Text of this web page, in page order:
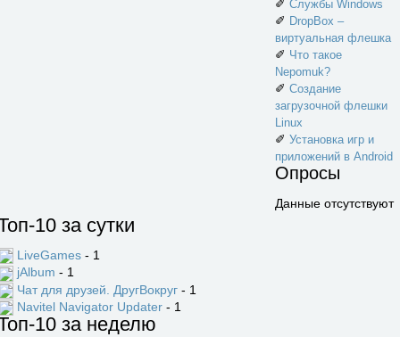
✐ Службы Windows
✐ DropBox –
виртуальная флешка
✐ Что такое
Nepomuk?
✐ Создание
загрузочной флешки
Linux
✐ Установка игр и
приложений в Android
Опросы
Данные отсутствуют
10 за сутки
LiveGames - 1
jAlbum - 1
Чат для друзей. ДругВокруг - 1
Navitel Navigator Updater - 1
10 за неделю